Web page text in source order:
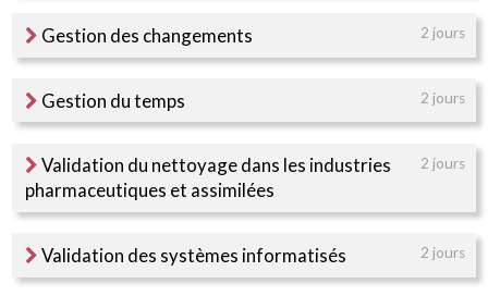
Gestion des changements 2 jours
Gestion du temps 2 jours
Validation du nettoyage dans les industries
pharmaceutiques et assimilées
2 jours
Validation des systèmes informatisés 2 jours